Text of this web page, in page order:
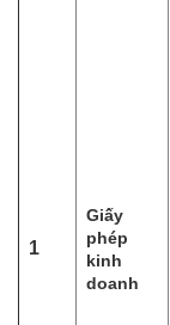
1
Giấy
phép
kinh
doanh